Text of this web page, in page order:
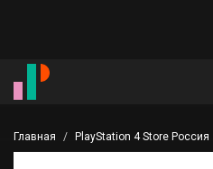
Главная PlayStation 4 Store Россия